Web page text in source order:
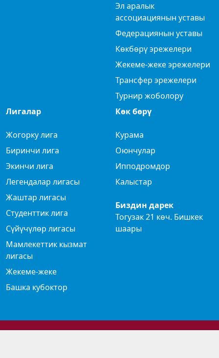
Эл аралык
ассоциациянын уставы
Федерациянын уставы
Көкбөрү эрежелери
Жекеме-жеке эрежелери
Трансфер эрежелери
Турнир жоболору
Лигалар
Жогорку лига
Биринчи лига
Экинчи лига
Легендалар лигасы
Жаштар лигасы
Студенттик лига
Сүйүчүлөр лигасы
Мамлекеттик кызмат
лигасы
Жекеме-жеке
Башка кубоктор
Көк бөрү
Курама
Оюнчулар
Ипподромдор
Калыстар
Биздин дарек
Тогузак 21 көч. Бишкек
шаары